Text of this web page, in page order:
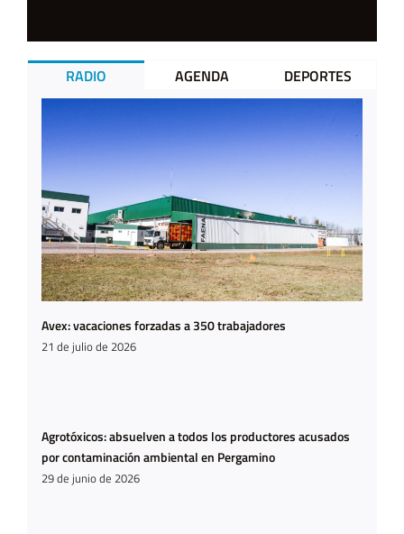
RADIO AGENDA DEPORTES
Avex: vacaciones forzadas a 350 trabajadores
21 de julio de 2026
Agrotóxicos: absuelven a todos los productores acusados
por contaminación ambiental en Pergamino
29 de junio de 2026